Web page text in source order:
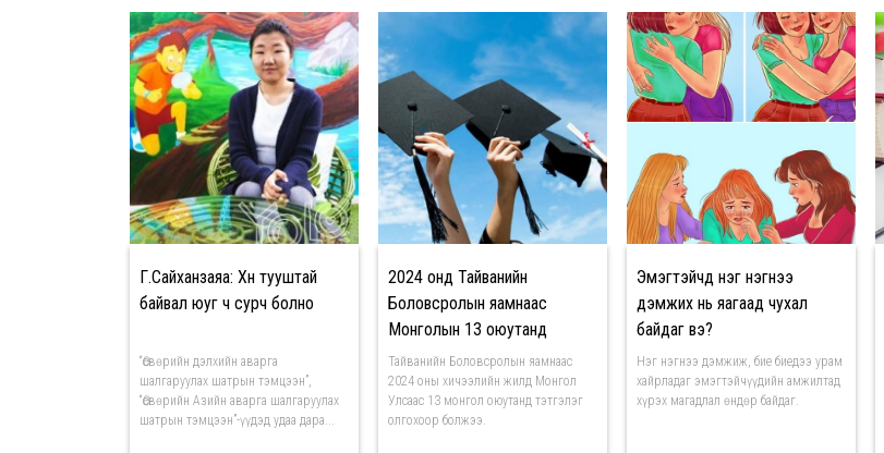
Г.Сайханзаяа: Хүн тууштай
байвал юуг ч сурч болно
“Өсвөрийн дэлхийн аварга
шалгаруулах шатрын тэмцээн”,
“Өсвөрийн Азийн аварга шалгаруулах
шатрын тэмцээн”-үүдэд удаа дара...
2024 онд Тайванийн
Боловсролын яамнаас
Монголын 13 оюутанд
тэтгэлэг олгоно
Тайванийн Боловсролын яамнаас
2024 оны хичээлийн жилд Монгол
Улсаас 13 монгол оюутанд тэтгэлэг
олгохоор болжээ.
Эмэгтэйчүүд нэг нэгнээ
дэмжих нь яагаад чухал
байдаг вэ?
Нэг нэгнээ дэмжиж, бие биедээ урам
хайрладаг эмэгтэйчүүдийн амжилтад
хүрэх магадлал өндөр байдаг.